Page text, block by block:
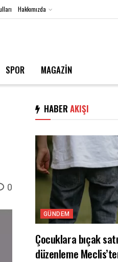
Hakkımızda
SPOR MAGAZİN
0
HABER AKIŞI
GÜNDEM
Çocuklara bıçak
düzenleme